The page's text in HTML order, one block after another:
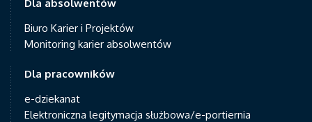
Dla absolwentów
Biuro Karier i Projektów
Monitoring karier absolwentów
Dla pracowników
e-dziekanat
Elektroniczna legitymacja służbowa/e-portiernia